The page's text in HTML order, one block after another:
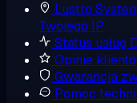
Lustro
Twojego IP
Status usług
Opinie
Gwarancja
Pomoc